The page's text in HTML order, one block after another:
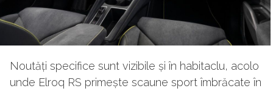
Noutăți specifice sunt vizibile și în habitaclu, acolo
unde Elroq RS primește scaune sport îmbrăcate în